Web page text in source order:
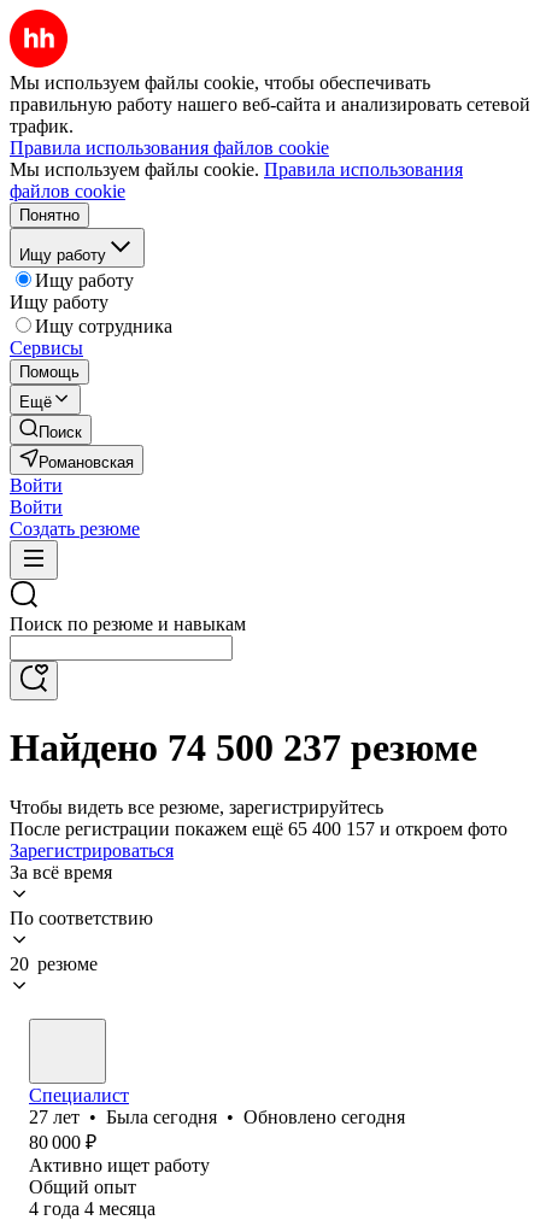
Мы используем файлы cookie, чтобы обеспечивать
правильную работу нашего веб-сайта и анализировать сетевой
трафик.
Правила использования файлов cookie
Мы используем файлы cookie. Правила использования
файлов cookie
Понятно
Ищу работу
Ищу работу
Ищу работу
Ищу сотрудника
Сервисы
Помощь
Ещё
Поиск
Романовская
Войти
Войти
Создать резюме
Поиск по резюме и навыкам
Найдено 74 500 237 резюме
Чтобы видеть все резюме, зарегистрируйтесь
После регистрации покажем ещё 65 400 157 и откроем фото
Зарегистрироваться
За всё время
По соответствию
20 резюме
Специалист
27 лет • Была сегодня • Обновлено сегодня
80 000 ₽
Активно ищет работу
Общий опыт
4 года 4 месяца